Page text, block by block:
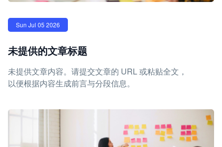
Sun Jul 05 2026
未提供的文章标题
未提供文章内容。请提交文章的 URL 或粘贴全文，
以便根据内容生成前言与分段信息。